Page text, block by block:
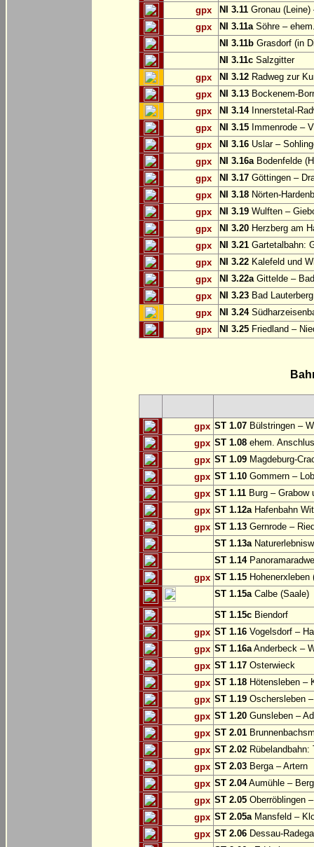
gpx
NI 3.11 Gronau
gpx
NI 3.11aSöhre –
NI 3.11b Grasdorf (in
NI 3.11c Salzgitter
gpx
NI 3.12 Radweg zur
gpx
NI 3.13 Bockenem-
gpx
NI 3.14Innerstetal-
gpx
NI 3.15 Immenrode –
gpx
NI 3.16 Uslar –
gpx
NI 3.16aBodenfelde
gpx
NI 3.17 Göttingen –
gpx
NI 3.18 Nörten-
gpx
NI 3.19 Wulften –
gpx
NI 3.20 Herzberg am
gpx
NI 3.21 Gartetalbahn:
gpx
NI 3.22 Kalefeld und
gpx
NI 3.22aGittelde –
gpx
NI 3.23 Bad
gpx
NI 3.24
gpx
NI 3.25 Friedland –
gpx ST 1.07 Bülstringen –
gpx ST 1.08 ehem.
gpx ST 1.09 Magdeburg-
gpx ST 1.10 Gommern –
gpx ST 1.11 Burg – Grabow
gpx ST 1.12aHafenbahn
gpx ST 1.13 Gernrode –
ST 1.13a
ST 1.14
gpx ST 1.15
ST 1.15aCalbe (Saale)
ST 1.15c Biendorf
gpx ST 1.16 Vogelsdorf –
gpx ST 1.16aAnderbeck –
gpx ST 1.17 Osterwieck
gpx ST 1.18 Hötensleben –
gpx ST 1.19 Oschersleben
gpx ST 1.20 Gunsleben –
gpx ST 2.01
gpx ST 2.02
gpx ST 2.03 Berga – Artern
gpx ST 2.04Aumühle –
gpx ST 2.05 Oberröblingen
gpx ST 2.05aMansfeld –
gpx ST 2.06 Dessau-